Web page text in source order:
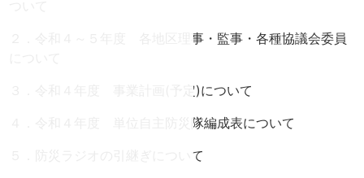
２．令和４～５年度 各地区理事・監事・各種協議会委員
３．令和４年度 事業計画(予定)について
４．令和４年度 単位自主防災隊編成表について
５．防災ラジオの引継ぎについて